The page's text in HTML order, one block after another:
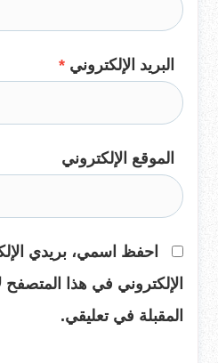
البريد الإلكتروني *
الموقع الإلكتروني
احفظ اسمي، بريدي
الإلكتروني في هذا المتصفح
المقبلة في تعليقي.